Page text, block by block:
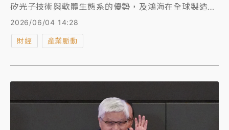
矽光子技術與軟體生態系的優勢，及鴻海在全球製造、
系統整合與 AI 資料中心部署能力上的深厚基礎，雙方
將共同探索從晶片、機櫃、系統到應用的全方位 AI 解
決方案，並加速由AI驅動的技術推動邊緣和Physical
2026/06/04 14:28
財經 產業脈動